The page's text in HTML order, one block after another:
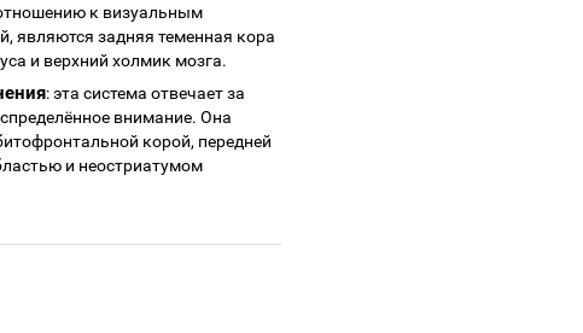
к визуальным
являются задняя теменная кора
и верхний холмик мозга.
: эта система отвечает за
внимание. Она
корой, передней
и неостриатумом